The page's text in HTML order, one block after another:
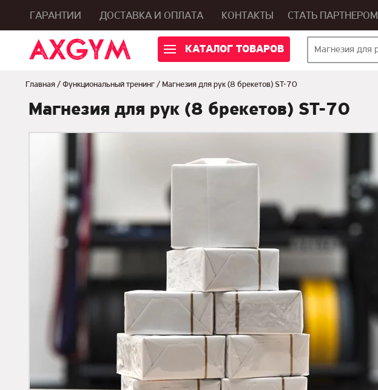
ГАРАНТИИ ДОСТАВКА И ОПЛАТА КОНТАКТЫ СТАТЬ ПАРТНЕРОМ
КАТАЛОГ ТОВАРОВ
Главная / Функциональный тренинг / Магнезия для рук (8 брекетов) ST-70
Магнезия для рук (8 брекетов) ST-70